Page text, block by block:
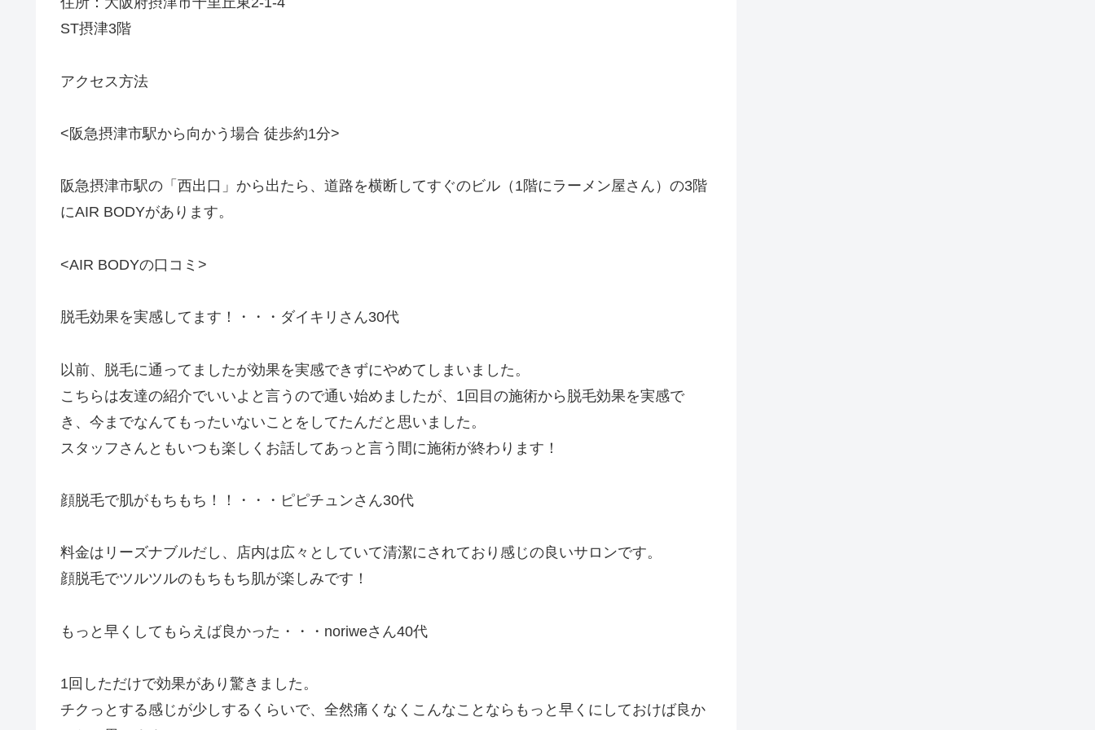
ST摂津3階
アクセス方法
<阪急摂津市駅から向かう場合 徒歩約1分>
阪急摂津市駅の「西出口」から出たら、道路を横断してすぐのビル（1階にラーメン屋さん）の3階
にAIR BODYがあります。
<AIR BODYの口コミ>
脱毛効果を実感してます！・・・ダイキリさん30代
以前、脱毛に通ってましたが効果を実感できずにやめてしまいました。
こちらは友達の紹介でいいよと言うので通い始めましたが、1回目の施術から脱毛効果を実感で
き、今までなんてもったいないことをしてたんだと思いました。
スタッフさんともいつも楽しくお話してあっと言う間に施術が終わります！
顔脱毛で肌がもちもち！！・・・ピピチュンさん30代
料金はリーズナブルだし、店内は広々としていて清潔にされており感じの良いサロンです。
顔脱毛でツルツルのもちもち肌が楽しみです！
もっと早くしてもらえば良かった・・・noriweさん40代
1回しただけで効果があり驚きました。
チクっとする感じが少しするくらいで、全然痛くなくこんなことならもっと早くにしておけば良か